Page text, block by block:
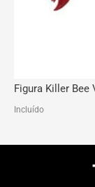
Figura Killer Bee
Incluído